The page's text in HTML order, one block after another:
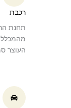
רכבת
העוצר